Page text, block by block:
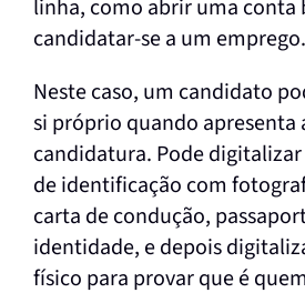
linha, como abrir uma conta
candidatar-se a um emprego.
Neste caso, um candidato
si próprio quando apresenta
candidatura. Pode
de identificação com
carta de condução,
identidade, e depois
físico para provar que é